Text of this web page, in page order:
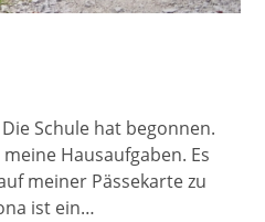
Schule hat begonnen.
Hausaufgaben. Es
meiner Pässekarte zu
ist ein…